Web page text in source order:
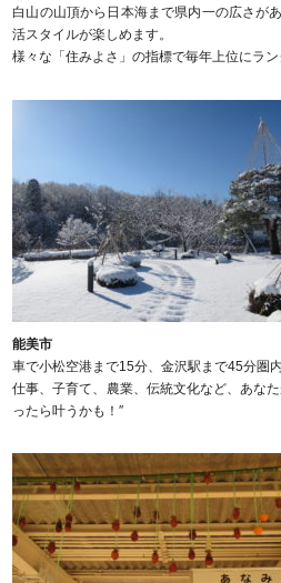
白山の山頂から日本海まで県内一の広さが
活スタイルが楽しめます。
様々な「住みよさ」の指標で毎年上位にラン
能美市
車で小松空港まで15分、金沢駅まで45分圏
仕事、子育て、農業、伝統文化など、あな
ったら叶うかも！″